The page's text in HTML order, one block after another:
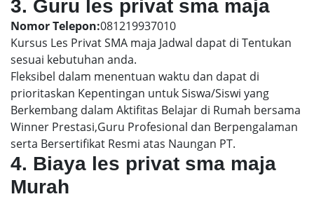
3. Guru les privat sma maja
Nomor Telepon:081219937010
Kursus Les Privat SMA maja Jadwal dapat di Tentukan
sesuai kebutuhan anda.
Fleksibel dalam menentuan waktu dan dapat di
prioritaskan Kepentingan untuk Siswa/Siswi yang
Berkembang dalam Aktifitas Belajar di Rumah bersama
Winner Prestasi,Guru Profesional dan Berpengalaman
serta Bersertifikat Resmi atas Naungan PT.
4. Biaya les privat sma maja
Murah